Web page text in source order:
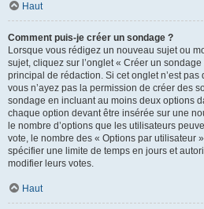
Haut
Comment puis-je créer un sondage ?
Lorsque vous rédigez un nouveau sujet ou
sujet, cliquez sur l’onglet « Créer un
principal de rédaction. Si cet onglet n’est
vous n’ayez pas la permission de créer des
sondage en incluant au moins deux options
chaque option devant être insérée sur une
le nombre d’options que les utilisateurs
vote, le nombre des « Options par utilisateur
spécifier une limite de temps en jours et
modifier leurs votes.
Haut